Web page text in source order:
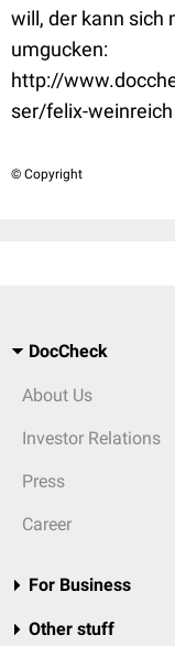
will, der kann sich
umgucken:
http://
ser/felix-weinreich
© Copyright
DocCheck
About Us
Investor Relations
Press
Career
For Business
Other stuff